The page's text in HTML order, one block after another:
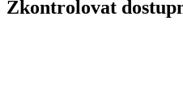
Zkontrolovat